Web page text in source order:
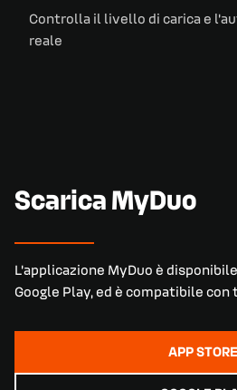
Controlla il livello di carica e
reale
Scarica MyDuo
L'applicazione MyDuo è
Google Play, ed è compatibile
APP STORE